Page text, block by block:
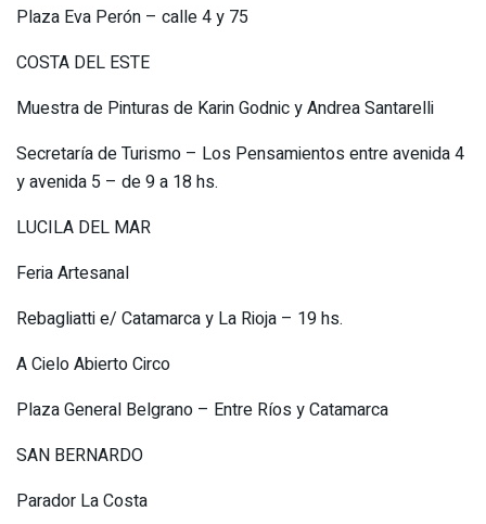
Plaza Eva Perón – calle 4 y 75
COSTA DEL ESTE
Muestra de Pinturas de Karin Godnic y Andrea Santarelli
Secretaría de Turismo – Los Pensamientos entre avenida 4
y avenida 5 – de 9 a 18 hs.
LUCILA DEL MAR
Feria Artesanal
Rebagliatti e/ Catamarca y La Rioja – 19 hs.
A Cielo Abierto Circo
Plaza General Belgrano – Entre Ríos y Catamarca
SAN BERNARDO
Parador La Costa